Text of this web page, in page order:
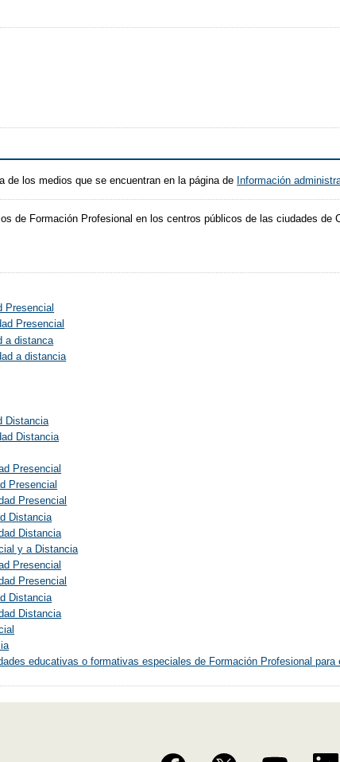
de los medios que se encuentran en la página de Información
de Formación Profesional en los centros públicos de las ciudades de
Presencial
Presencial
a distanca
a distancia
Distancia
Distancia
Presencial
Presencial
Presencial
Distancia
Distancia
y a Distancia
Presencial
Presencial
Distancia
Distancia
educativas o formativas especiales de Formación Profesional para